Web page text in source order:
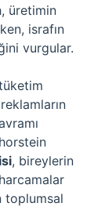
üretimin
israfın
vurgular.
, bireylerin
toplumsal